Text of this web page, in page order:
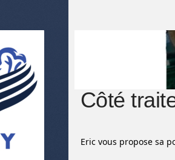
Côté
Eric vous propose sa